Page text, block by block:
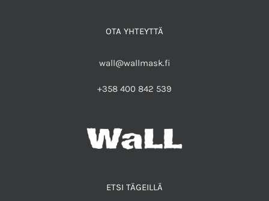
OTA YHTEYTTÄ
wall@wallmask.fi
+358 400 842 539
ETSI TÄGEILLÄ